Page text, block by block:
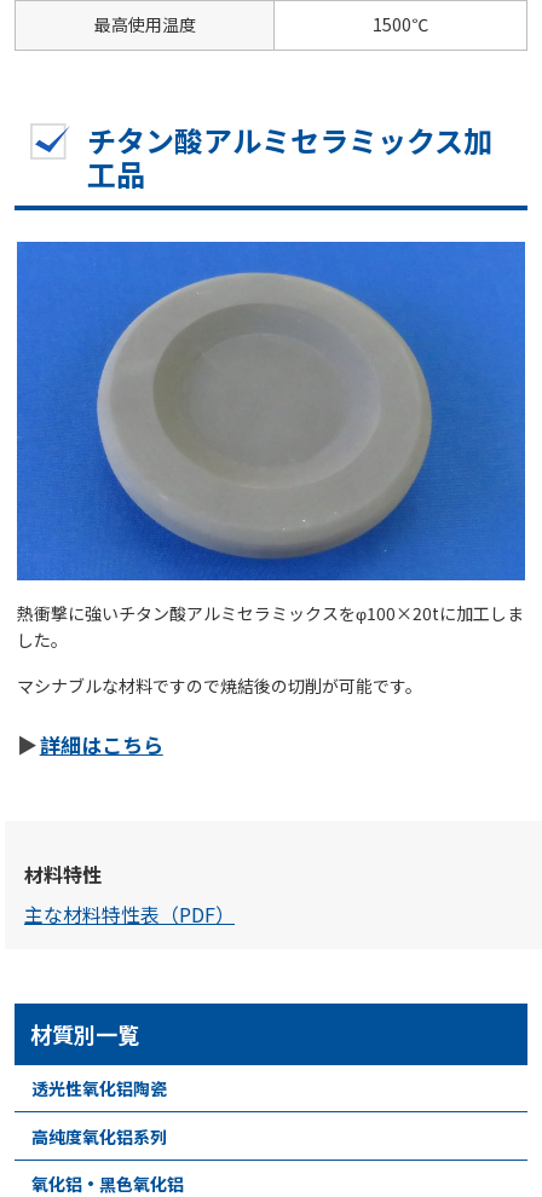
最高使用温度 1500℃
チタン酸アルミセラミックス加
工品
熱衝撃に強いチタン酸アルミセラミックスをφ100×20tに加工しま
した。
マシナブルな材料ですので焼結後の切削が可能です。
詳細はこちら
材料特性
主な材料特性表（PDF）
材質別一覧
透光性氧化铝陶瓷
高纯度氧化铝系列
氧化铝・黑色氧化铝